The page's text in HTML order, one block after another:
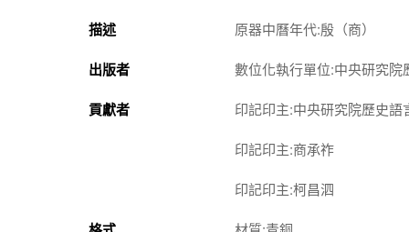
描述 原器中曆年代:殷（商）
出版者 數位化執行單位:中央研究院
貢獻者 印記印主:中央研究院歷史語
印記印主:商承祚
印記印主:柯昌泗